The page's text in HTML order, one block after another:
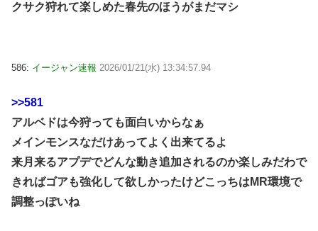
クサク狩れて楽しめた春先のほうがまだマシ
586: イージャン速報 2026/01/21(水) 13:34:57.94
>>581
アルベドは今狩っても面白いからなぁ
メインモンスなだけあってよく出来てるよ
来月来るアプデでどんな動き追加されるのか楽しみだわで
きればゴアも強化して欲しかったけどこっちはMR環境で
調整っぽいね